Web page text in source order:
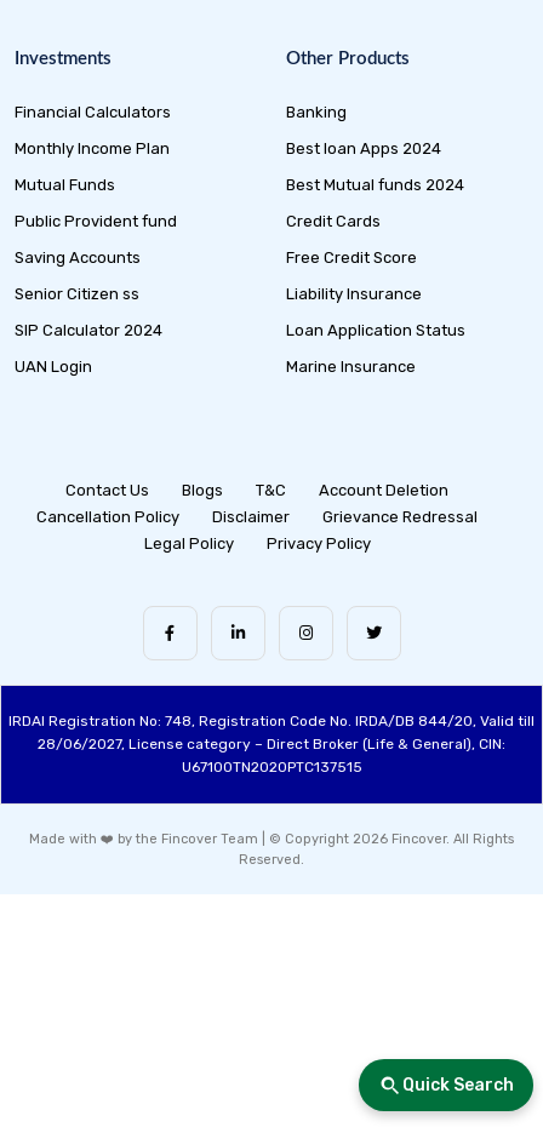
Quick Search
Investments
Financial Calculators
Monthly Income Plan
Mutual Funds
Public Provident fund
Saving Accounts
Senior Citizen ss
SIP Calculator 2024
UAN Login
Other Products
Banking
Best loan Apps 2024
Best Mutual funds 2024
Credit Cards
Free Credit Score
Liability Insurance
Loan Application Status
Marine Insurance
Contact Us Blogs T&C
Account Deletion
Cancellation Policy
Disclaimer
Grievance Redressal
Legal Policy
Privacy Policy
IRDAI Registration No: 748, Registration Code No. IRDA/DB 844/20, Valid till
28/06/2027, License category – Direct Broker (Life & General), CIN:
U67100TN2020PTC137515
Made with ❤️ by the Fincover Team | © Copyright 2026 Fincover. All Rights
Reserved.